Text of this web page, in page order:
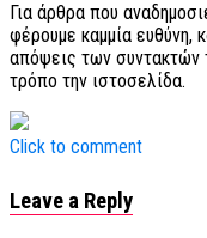
Για άρθρα που
φέρουμε καμμία ευθύνη,
απόψεις των συντακτών
τρόπο την ιστοσελίδα.
Click to comment
Leave a Reply